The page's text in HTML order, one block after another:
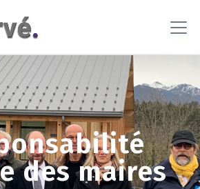
des maires
pour vous proposer des contenus et